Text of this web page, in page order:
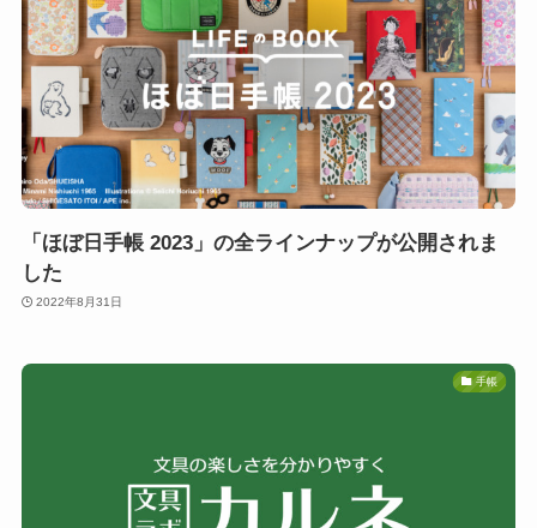
「ほぼ日手帳 2023」の全ラインナップが公開されま
した
2022年8月31日
手帳